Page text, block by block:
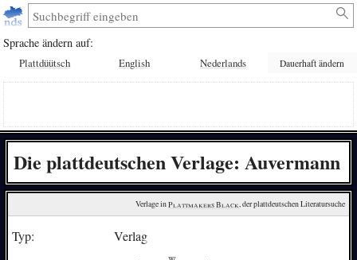
Sprache ändern auf:
Plattdüütsch English Nederlands Dauerhaft ändern
Die plattdeutschen Verlage: Auvermann
Verlage in Plattmakers Black, der plattdeutschen Literatursuche
Typ:
Verlag